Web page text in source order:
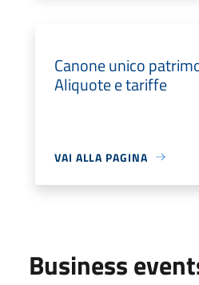
Canone unico
Aliquote e tariffe
VAI ALLA PAGINA
Business